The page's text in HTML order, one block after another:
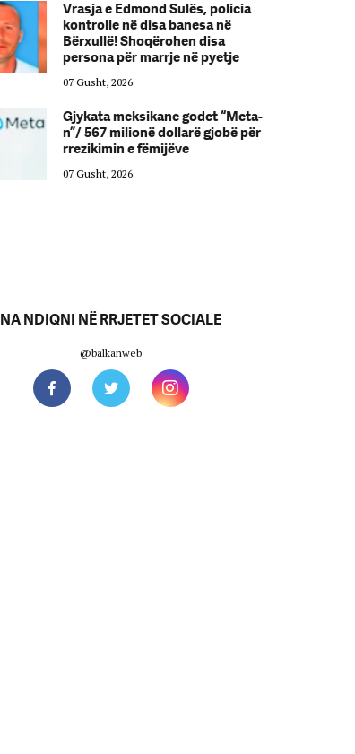
Vrasja e Edmond Sulës, policia
kontrolle në disa banesa në
Bërxullë! Shoqërohen disa
persona për marrje në pyetje
07 Gusht, 2026
Gjykata meksikane godet “Meta-
n”/ 567 milionë dollarë gjobë për
rrezikimin e fëmijëve
07 Gusht, 2026
NA NDIQNI NË RRJETET SOCIALE
@balkanweb